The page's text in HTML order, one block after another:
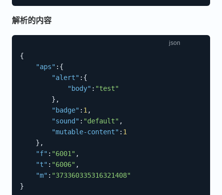
解析的内容
{
"aps" : {
"alert" : {
"body" : "test"
} ,
"badge" : 1,
"sound" : "default" ,
"mutable-content" : 1
} ,
"f" : "6001" ,
"t" : "6006" ,
"m" : "373360335316321408"
}